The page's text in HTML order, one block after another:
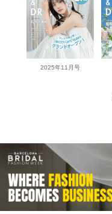
2025年11月号